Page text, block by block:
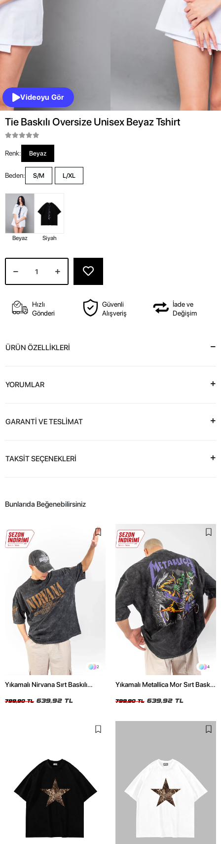
Videoyu Gör
Tie Baskılı Oversize Unisex Beyaz Tshirt
Renk: Beyaz
Beden: S/M L/XL
Beyaz Siyah
Hızlı
Gönderi
Güvenli
Alışveriş
İade ve
Değişim
ÜRÜN ÖZELLİKLERİ
YORUMLAR
GARANTİ VE TESLİMAT
TAKSİT SEÇENEKLERİ
Bunlarıda Beğenebilirsiniz
2
Yıkamalı Nirvana Sırt Baskılı
799,90 TL 639,92 TL
4
Yıkamalı Metallica Mor Sırt Baskılı
799,90 TL 639,92 TL